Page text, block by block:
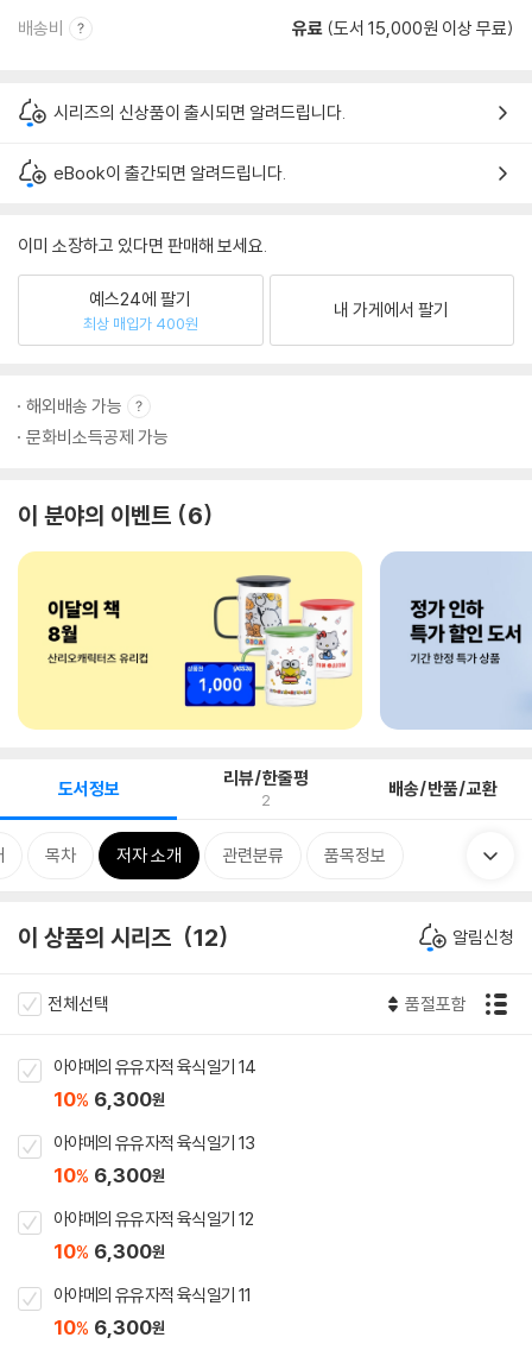
배송비 유료 (도서 15,000원 이상 무료)
시리즈의 신상품이 출시되면 알려드립니다.
eBook이 출간되면 알려드립니다.
이미 소장하고 있다면 판매해 보세요.
예스24에 팔기
최상 매입가 400원
내 가게에서 팔기
해외배송 가능
문화비소득공제 가능
이 분야의 이벤트 6
도서정보 리뷰/한줄평
2 배송/반품/교환
목차 저자 소개 관련분류 품목정보
이 상품의 시리즈 12 알림신청
전체선택 품절포함
아야메의 유유자적 육식일기 14
10% 6,300원
아야메의 유유자적 육식일기 13
10% 6,300원
아야메의 유유자적 육식일기 12
10% 6,300원
아야메의 유유자적 육식일기 11
10% 6,300원